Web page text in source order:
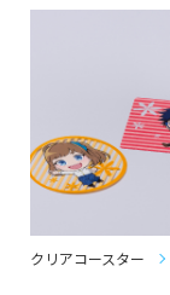
クリアコースター